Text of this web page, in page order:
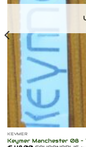
KEYMER
Keymer Manchester 08 –